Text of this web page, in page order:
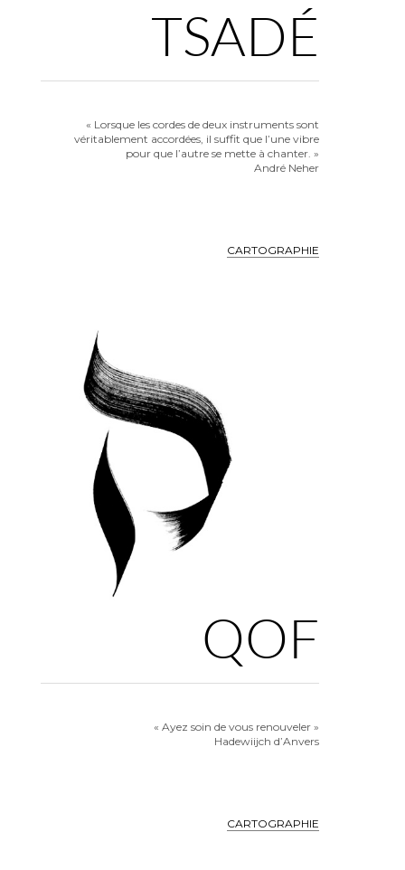
TSADÉ
« Lorsque les cordes de deux instruments sont
véritablement accordées, il suffit que l’une vibre
pour que l’autre se mette à chanter. »
André Neher
CARTOGRAPHIE
QOF
« Ayez soin de vous renouveler »
Hadewiijch d’Anvers
CARTOGRAPHIE